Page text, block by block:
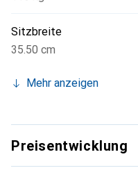
Sitzbreite
35.50 cm
Mehr anzeigen
Preisentwicklung